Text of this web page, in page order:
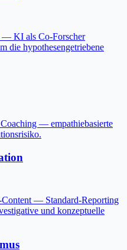
— KI als Co-Forscher
die hypothesengetriebene
— empathiebasierte
— Standard-Reporting
und konzeptuelle